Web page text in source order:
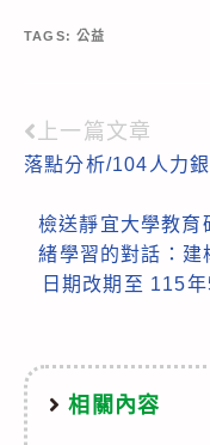
TAGS:公益
Read
more
articles
上一篇文章
落點分析/104人力
檢送靜宜大學教
緒學習的對話：建
日期改期至 115
相關內容